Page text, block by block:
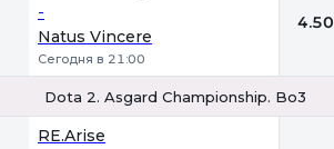
-
Natus Vincere
Сегодня в 21:00
4.50
Dota 2. Asgard Championship. Bo3
RE.Arise